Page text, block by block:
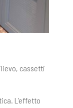
cassetti
L’effetto